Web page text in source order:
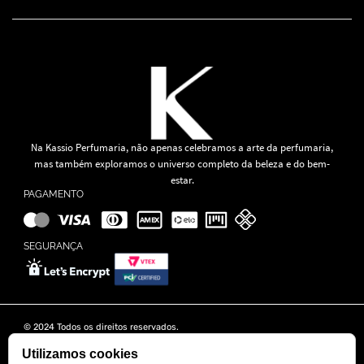
Na Kassio Perfumaria, não apenas celebramos a arte da perfumaria,
mas também exploramos o universo completo da beleza e do bem-
estar.
PAGAMENTO
SEGURANÇA
© 2024 Todos os direitos reservados.
Rua Tapajós n° 481- Edifício B&B Business - 7° Andar - Vila Brasília -
Utilizamos cookies